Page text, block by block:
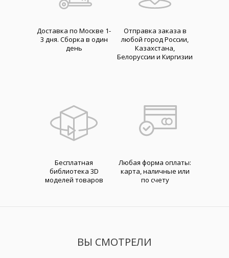
Доставка по Москве 1-
3 дня. Cборка в один
день
Отправка заказа в
любой город России,
Казахстана,
Белоруссии и Киргизии
Бесплатная
библиотека 3D
моделей товаров
Любая форма оплаты:
карта, наличные или
по счету
ВЫ СМОТРЕЛИ